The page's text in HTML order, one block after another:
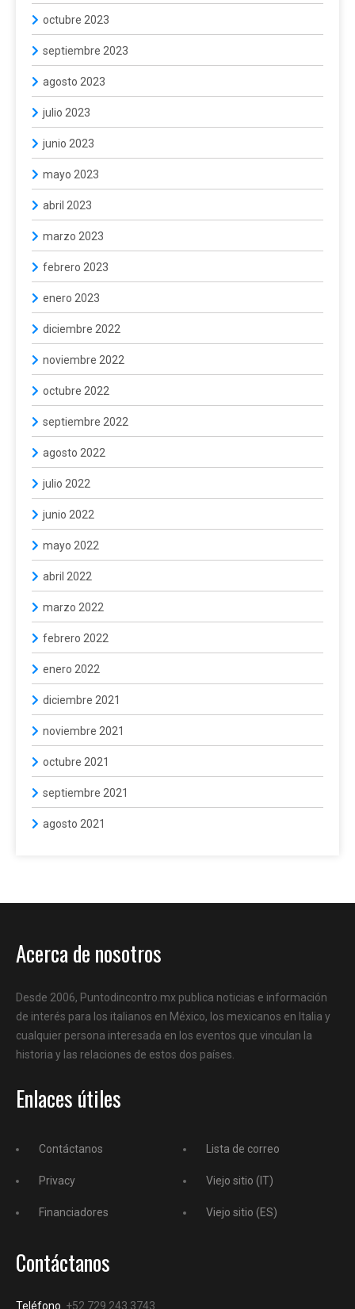
octubre 2023
septiembre 2023
agosto 2023
julio 2023
junio 2023
mayo 2023
abril 2023
marzo 2023
febrero 2023
enero 2023
diciembre 2022
noviembre 2022
octubre 2022
septiembre 2022
agosto 2022
julio 2022
junio 2022
mayo 2022
abril 2022
marzo 2022
febrero 2022
enero 2022
diciembre 2021
noviembre 2021
octubre 2021
septiembre 2021
agosto 2021
Acerca de nosotros
Desde 2006, Puntodincontro.mx publica noticias e información
de interés para los italianos en México, los mexicanos en Italia y
cualquier persona interesada en los eventos que vinculan la
historia y las relaciones de estos dos países.
Enlaces útiles
Contáctanos
Privacy
Financiadores
Lista de correo
Viejo sitio (IT)
Viejo sitio (ES)
Contáctanos
Teléfono +52 729 243 3743